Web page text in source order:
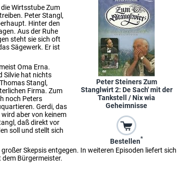
Peter Steiners Zum
Stanglwirt 2: De Sach' mit der
Tankstell / Nix wia
Geheimnisse
Bestellen*
Wirtsstube Zum
Peter Stangl,
Hinter den
Aus der Ruhe
steht sie sich oft
Sägewerk. Er ist
Oma Erna.
Silvie hat nichts
Stangl,
Firma. Zum
noch Peters
Gerdi, das
aber von keinem
daß direkt vor
soll und stellt sich
Skepsis entgegen. In weiteren Episoden liefert sich
Bürgermeister.